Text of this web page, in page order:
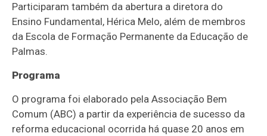
Participaram também da abertura a diretora do
Ensino Fundamental, Hérica Melo, além de membros
da Escola de Formação Permanente da Educação de
Palmas.
Programa
O programa foi elaborado pela Associação Bem
Comum (ABC) a partir da experiência de sucesso da
reforma educacional ocorrida há quase 20 anos em